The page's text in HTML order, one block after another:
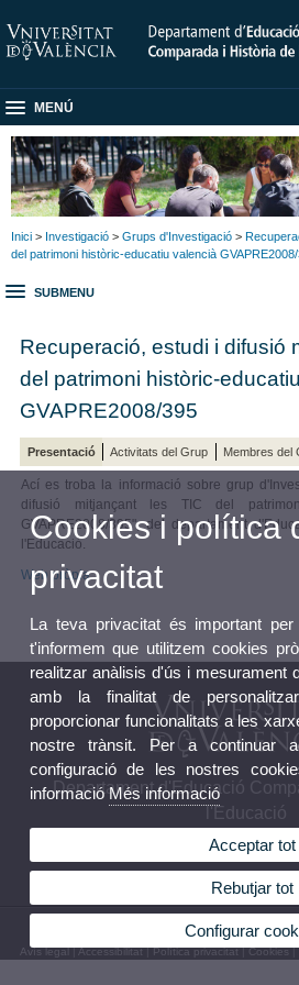
MENÚ
Inici > Investigació > Grups d'Investigació >
del patrimoni històric-educatiu valencià
SUBMENU
Recuperació, estudi i difusió
del patrimoni històric-
GVAPRE2008/395
Presentació Activitats del Grup Membres del
Ací es troba la informació sobre grup
difusió mitjançant les TIC del
GVAPRE2008/395", del departament
l'Educació.
Web pròpia.
Departament d'Educació
l'Educació
© 2026 UV. - Avda. Blasco Ibáñez 30, 46010
Avís legal|Accessibilitat|Política privacitat|Cookies|
Cookies i política
privacitat
La teva privacitat és important
t'informem que utilitzem cookies
realitzar anàlisis d'ús i mesurament
amb la finalitat de
proporcionar funcionalitats a les
nostre trànsit. Per a continuar
configuració de les nostres
informacióMés informació
Acceptar tot
Rebutjar tot
Configurar